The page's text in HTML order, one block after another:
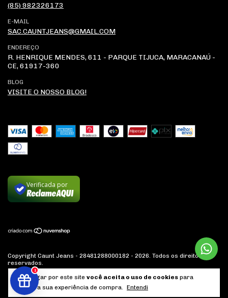
Ao navegar por este site você aceita o uso de cookies para
agilizar a sua experiência de compra. Entendi
(85) 982326173
E-MAIL
SAC.CAUNTJEANS@GMAIL.COM
ENDEREÇO
R. HENRIQUE MENDES, 611 - PARQUE TIJUCA, MARACANAÚ -
CE, 61917-360
BLOG
VISITE O NOSSO BLOG!
Verificada por
Copyright Caunt Jeans - 28481288000182 - 2026. Todos os direitos
reservados.
1